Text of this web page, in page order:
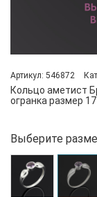
Артикул: 546872
Кольцо аметист
огранка размер 17
Выберите